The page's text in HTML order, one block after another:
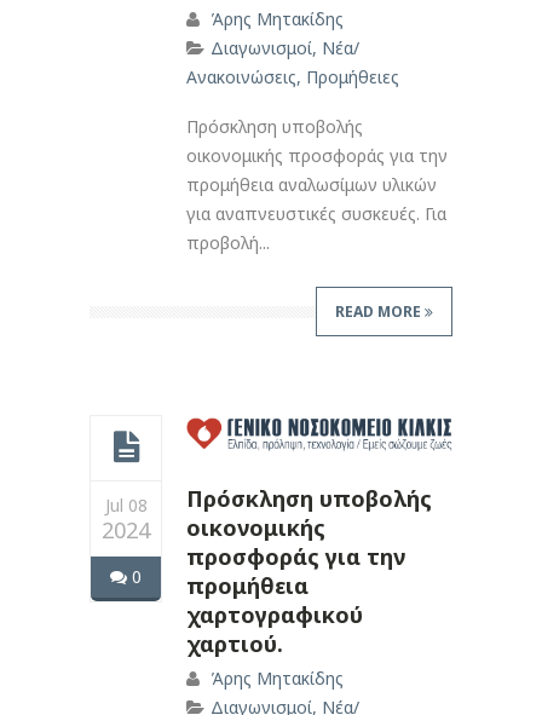
Άρης Μητακίδης
Διαγωνισμοί, Νέα/
Ανακοινώσεις, Προμήθειες
Πρόσκληση υποβολής
οικονομικής προσφοράς για την
προμήθεια αναλωσίμων υλικών
για αναπνευστικές συσκευές. Για
προβολή...
READ MORE
Jul 08
2024
0
Πρόσκληση υποβολής
οικονομικής
προσφοράς για την
προμήθεια
χαρτογραφικού
χαρτιού.
Άρης Μητακίδης
Διαγωνισμοί, Νέα/